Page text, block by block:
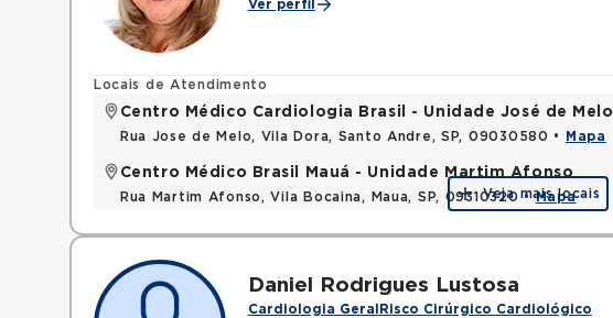
Ver perfil
Locais de Atendimento
Centro Médico Cardiologia Brasil - Unidade José de Melo
Rua Jose de Melo, Vila Dora, Santo Andre, SP, 09030580 • Mapa
Centro Médico Brasil Mauá - Unidade Martim Afonso
Rua Martim Afonso, Vila Bocaina, Maua, SP, 09310320 •Mapa
Veja mais locais
Daniel Rodrigues Lustosa
Cardiologia Geral Risco Cirúrgico Cardiológico